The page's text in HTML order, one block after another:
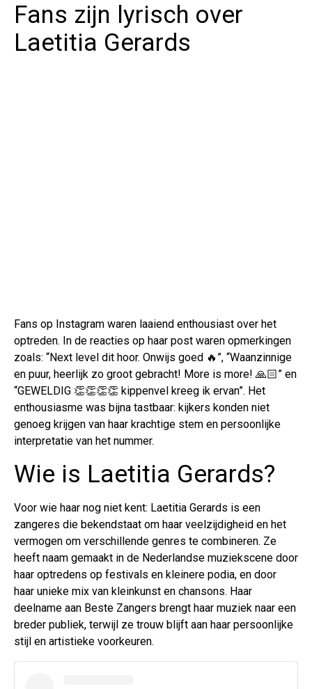
Fans zijn lyrisch over
Laetitia Gerards
Fans op Instagram waren laaiend enthousiast over het
optreden. In de reacties op haar post waren opmerkingen
zoals: “Next level dit hoor. Onwijs goed 🔥”, “Waanzinnige
en puur, heerlijk zo groot gebracht! More is more! 🙏🏻” en
“GEWELDIG 👏👏👏👏 kippenvel kreeg ik ervan”. Het
enthousiasme was bijna tastbaar: kijkers konden niet
genoeg krijgen van haar krachtige stem en persoonlijke
interpretatie van het nummer.
Wie is Laetitia Gerards?
Voor wie haar nog niet kent: Laetitia Gerards is een
zangeres die bekendstaat om haar veelzijdigheid en het
vermogen om verschillende genres te combineren. Ze
heeft naam gemaakt in de Nederlandse muziekscene door
haar optredens op festivals en kleinere podia, en door
haar unieke mix van kleinkunst en chansons. Haar
deelname aan Beste Zangers brengt haar muziek naar een
breder publiek, terwijl ze trouw blijft aan haar persoonlijke
stijl en artistieke voorkeuren.